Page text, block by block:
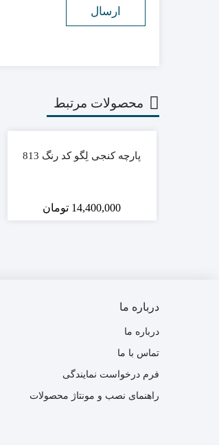
محصولات مرتبط
پارچه کنجی لِگو کد رنگ 813
14,400,000 تومان
درباره ما
درباره ما
تماس با ما
فرم درخواست نمایندگی
راهنمای نصب و مونتاژ محصولات